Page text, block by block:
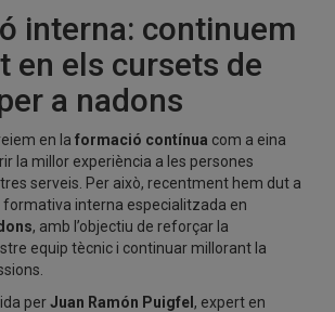
interna: continuem
en els cursets de
a nadons
en la formació contínua com a eina
la millor experiència a les persones
serveis. Per això, recentment hem dut a
interna especialitzada en
, amb l’objectiu de reforçar la
equip tècnic i continuar millorant la
perJuan Ramón Puigfel , expert en